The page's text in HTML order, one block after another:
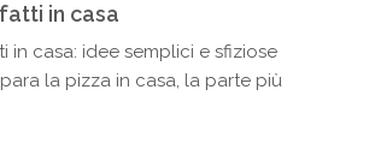
in casa
in casa: idee semplici e sfiziose
la pizza in casa, la parte più